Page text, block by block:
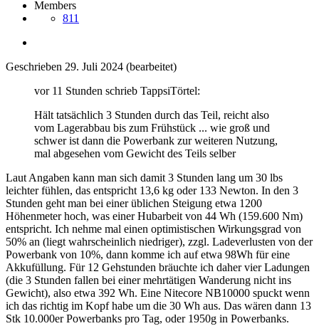
Members
811
Geschrieben 29. Juli 2024 (bearbeitet)
vor 11 Stunden schrieb TappsiTörtel:
Hält tatsächlich 3 Stunden durch das Teil, reicht also
vom Lagerabbau bis zum Frühstück ... wie groß und
schwer ist dann die Powerbank zur weiteren Nutzung,
mal abgesehen vom Gewicht des Teils selber
Laut Angaben kann man sich damit 3 Stunden lang um 30 lbs
leichter fühlen, das entspricht 13,6 kg oder 133 Newton. In den 3
Stunden geht man bei einer üblichen Steigung etwa 1200
Höhenmeter hoch, was einer Hubarbeit von 44 Wh (159.600 Nm)
entspricht. Ich nehme mal einen optimistischen Wirkungsgrad von
50% an (liegt wahrscheinlich niedriger), zzgl. Ladeverlusten von der
Powerbank von 10%, dann komme ich auf etwa 98Wh für eine
Akkufüllung. Für 12 Gehstunden bräuchte ich daher vier Ladungen
(die 3 Stunden fallen bei einer mehrtätigen Wanderung nicht ins
Gewicht), also etwa 392 Wh. Eine Nitecore NB10000 spuckt wenn
ich das richtig im Kopf habe um die 30 Wh aus. Das wären dann 13
Stk 10.000er Powerbanks pro Tag, oder 1950g in Powerbanks.